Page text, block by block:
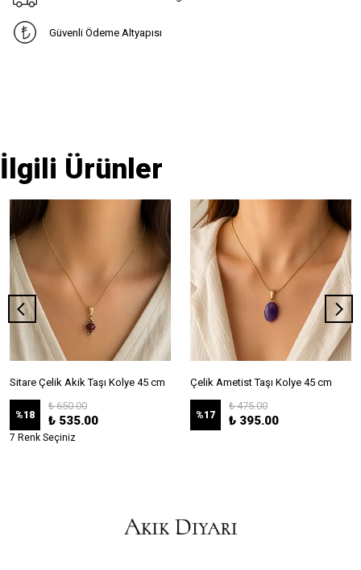
Güvenli Ödeme Altyapısı
İlgili Ürünler
Sitare Çelik Akik Taşı Kolye 45 cm
%18
₺ 650.00
₺ 535.00
7 Renk Seçiniz
Çelik Ametist Taşı Kolye 45 cm
%17
₺ 475.00
₺ 395.00